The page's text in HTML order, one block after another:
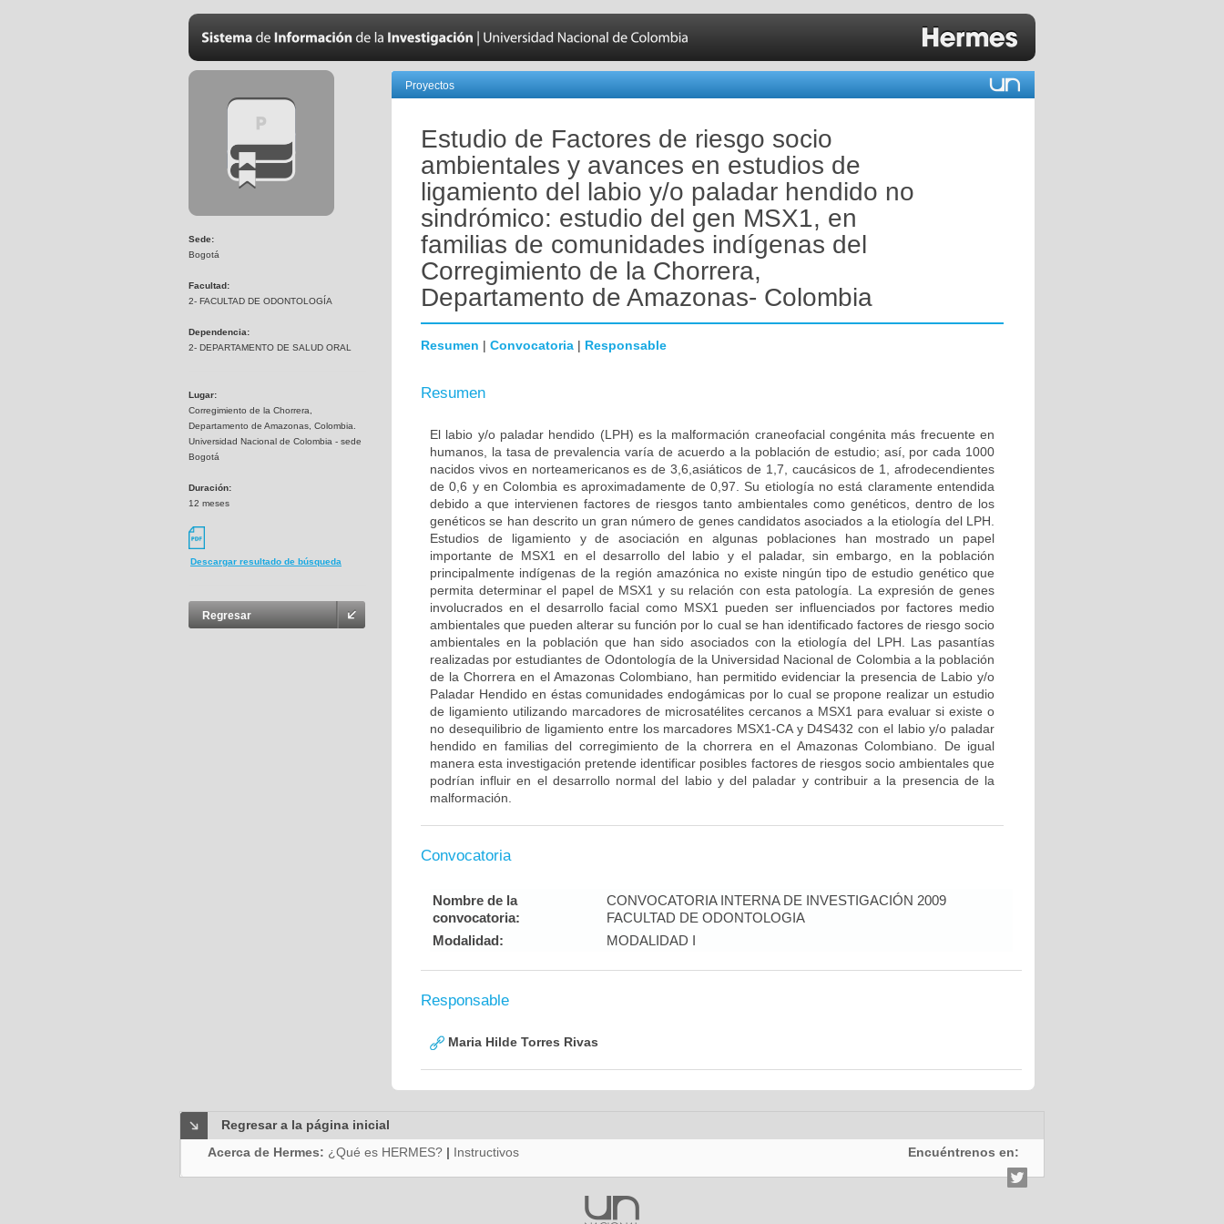
Sede:
Bogotá
Facultad:
2- FACULTAD DE ODONTOLOGÍA
Dependencia:
2- DEPARTAMENTO DE SALUD ORAL
Lugar:
Corregimiento de la Chorrera,
Departamento de Amazonas, Colombia.
Universidad Nacional de Colombia - sede
Bogotá
Duración:
12 meses
Descargar resultado de búsqueda
Regresar
Proyectos
Estudio de Factores de riesgo socio
ambientales y avances en estudios de
ligamiento del labio y/o paladar hendido no
sindrómico: estudio del gen MSX1, en
familias de comunidades indígenas del
Corregimiento de la Chorrera,
Departamento de Amazonas- Colombia
Resumen | Convocatoria | Responsable
Resumen
El labio y/o paladar hendido (LPH) es la malformación craneofacial congénita más frecuente en
humanos, la tasa de prevalencia varía de acuerdo a la población de estudio; así, por cada 1000
nacidos vivos en norteamericanos es de 3,6,asiáticos de 1,7, caucásicos de 1, afrodecendientes
de 0,6 y en Colombia es aproximadamente de 0,97. Su etiología no está claramente entendida
debido a que intervienen factores de riesgos tanto ambientales como genéticos, dentro de los
genéticos se han descrito un gran número de genes candidatos asociados a la etiología del LPH.
Estudios de ligamiento y de asociación en algunas poblaciones han mostrado un papel
importante de MSX1 en el desarrollo del labio y el paladar, sin embargo, en la población
principalmente indígenas de la región amazónica no existe ningún tipo de estudio genético que
permita determinar el papel de MSX1 y su relación con esta patología. La expresión de genes
involucrados en el desarrollo facial como MSX1 pueden ser influenciados por factores medio
ambientales que pueden alterar su función por lo cual se han identificado factores de riesgo socio
ambientales en la población que han sido asociados con la etiología del LPH. Las pasantías
realizadas por estudiantes de Odontología de la Universidad Nacional de Colombia a la población
de la Chorrera en el Amazonas Colombiano, han permitido evidenciar la presencia de Labio y/o
Paladar Hendido en éstas comunidades endogámicas por lo cual se propone realizar un estudio
de ligamiento utilizando marcadores de microsatélites cercanos a MSX1 para evaluar si existe o
no desequilibrio de ligamiento entre los marcadores MSX1-CA y D4S432 con el labio y/o paladar
hendido en familias del corregimiento de la chorrera en el Amazonas Colombiano. De igual
manera esta investigación pretende identificar posibles factores de riesgos socio ambientales que
podrían influir en el desarrollo normal del labio y del paladar y contribuir a la presencia de la
malformación.
Convocatoria
Nombre de la
convocatoria:
CONVOCATORIA INTERNA DE INVESTIGACIÓN 2009
FACULTAD DE ODONTOLOGIA
Modalidad:
MODALIDAD I
Responsable
Maria Hilde Torres Rivas
Regresar a la página inicial
Acerca de Hermes: ¿Qué es HERMES? | Instructivos Encuéntrenos en: